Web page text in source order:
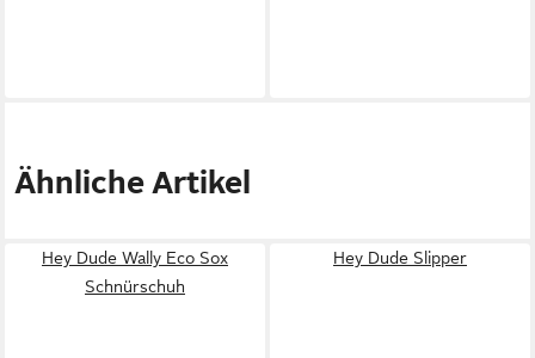
Ähnliche Artikel
Hey Dude Wally Eco Sox
Schnürschuh
Hey Dude Slipper